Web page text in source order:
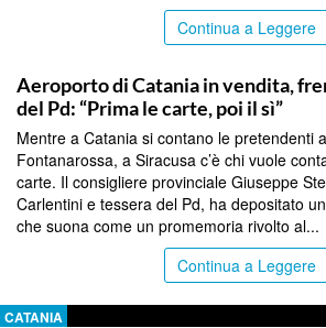
Continua a Leggere
Aeroporto di Catania in vendita,
del Pd: “Prima le carte, poi il sì”
Mentre a Catania si contano le pretendenti
Fontanarossa, a Siracusa c’è chi vuole
carte. Il consigliere provinciale Giuseppe
Carlentini e tessera del Pd, ha depositato
che suona come un promemoria rivolto al...
Continua a Leggere
CATANIA